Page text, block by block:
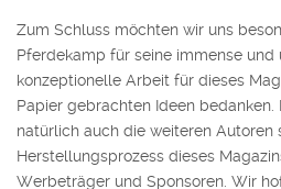
Zum Schluss möchten wir uns
Pferdekamp für seine immense und
konzeptionelle Arbeit für dieses
Papier gebrachten Ideen bedanken.
natürlich auch die weiteren Autoren
Herstellungsprozess dieses
Werbeträger und Sponsoren. Wir